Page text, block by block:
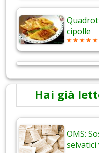
cipolle
Hai già
OMS:
selvatici